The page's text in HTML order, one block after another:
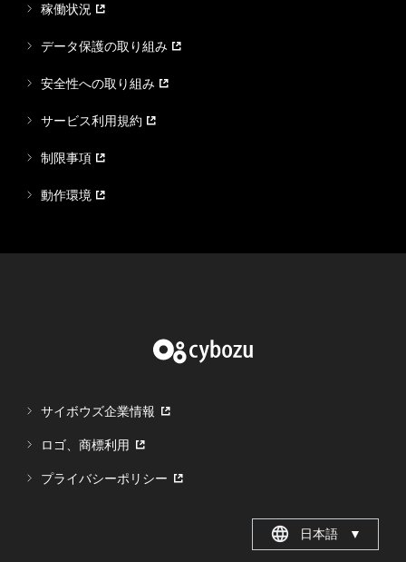
稼働状況
データ保護の取り組み
安全性への取り組み
サービス利用規約
制限事項
動作環境
サイボウズ企業情報
ロゴ、商標利用
プライバシーポリシー
日本語 ▼